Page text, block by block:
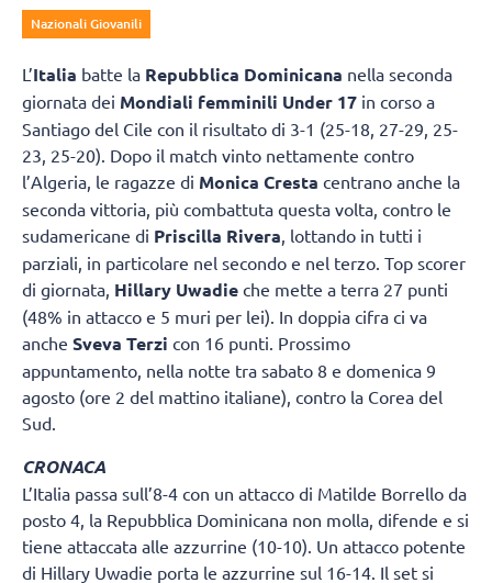
Nazionali Giovanili
L’Italia batte la Repubblica Dominicana nella seconda
giornata dei Mondiali femminili Under 17 in corso a
Santiago del Cile con il risultato di 3-1 (25-18, 27-29, 25-
23, 25-20). Dopo il match vinto nettamente contro
l’Algeria, le ragazze di Monica Cresta centrano anche la
seconda vittoria, più combattuta questa volta, contro le
sudamericane di Priscilla Rivera, lottando in tutti i
parziali, in particolare nel secondo e nel terzo. Top scorer
di giornata, Hillary Uwadie che mette a terra 27 punti
(48% in attacco e 5 muri per lei). In doppia cifra ci va
anche Sveva Terzi con 16 punti. Prossimo
appuntamento, nella notte tra sabato 8 e domenica 9
agosto (ore 2 del mattino italiane), contro la Corea del
Sud.
CRONACA
L’Italia passa sull’8-4 con un attacco di Matilde Borrello da
posto 4, la Repubblica Dominicana non molla, difende e si
tiene attaccata alle azzurrine (10-10). Un attacco potente
di Hillary Uwadie porta le azzurrine sul 16-14. Il set si